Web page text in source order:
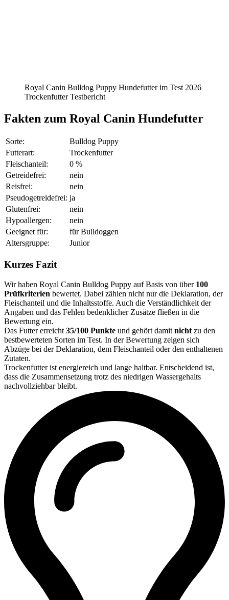
Royal Canin Bulldog Puppy Hundefutter im Test 2026
Trockenfutter Testbericht
Fakten zum Royal Canin Hundefutter
Sorte:
Bulldog Puppy
Futterart:
Trockenfutter
Fleischanteil:
0 %
Getreidefrei:
nein
Reisfrei:
nein
Pseudogetreidefrei: ja
Glutenfrei:
nein
Hypoallergen:
nein
Geeignet für:
für Bulldoggen
Altersgruppe:
Junior
Kurzes Fazit
Wir haben Royal Canin Bulldog Puppy auf Basis von über 100
Prüfkriterien bewertet. Dabei zählen nicht nur die Deklaration, der
Fleischanteil und die Inhaltsstoffe. Auch die Verständlichkeit der
Angaben und das Fehlen bedenklicher Zusätze fließen in die
Bewertung ein.
Das Futter erreicht 35/100 Punkte und gehört damit nicht zu den
bestbewerteten Sorten im Test. In der Bewertung zeigen sich
Abzüge bei der Deklaration, dem Fleischanteil oder den enthaltenen
Zutaten.
Trockenfutter ist energiereich und lange haltbar. Entscheidend ist,
dass die Zusammensetzung trotz des niedrigen Wassergehalts
nachvollziehbar bleibt.